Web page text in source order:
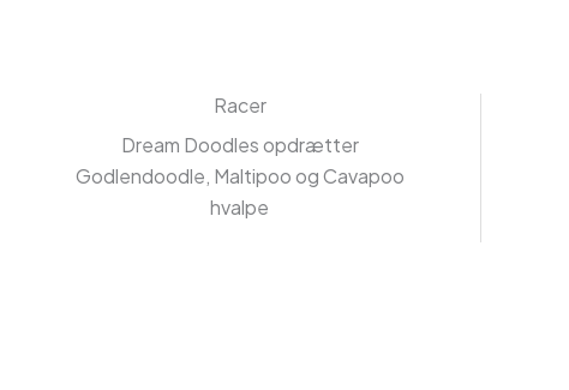
Racer
Dream Doodles opdrætter
Godlendoodle, Maltipoo og Cavapoo
hvalpe